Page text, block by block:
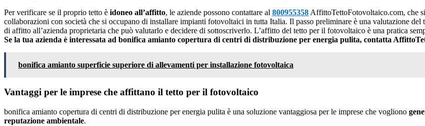
Per verificare se il proprio tetto è idoneo all’affitto, le aziende possono contattare al 800955358 AffittoTettoFotovoltaico.com, che
collaborazioni con società che si occupano di installare impianti fotovoltaici in tutta Italia. Il passo preliminare è una valutazione
di affitto all’azienda proprietaria che può valutarlo e decidere di sottoscriverlo. L’affitto del tetto per il fotovoltaico è una pratica
Se la tua azienda è interessata ad bonifica amianto copertura di centri di distribuzione per energia pulita, contatta
bonifica amianto superficie superiore di allevamenti per installazione fotovoltaica
Vantaggi per le imprese che affittano il tetto per il fotovoltaico
bonifica amianto copertura di centri di distribuzione per energia pulita è una soluzione vantaggiosa per le imprese che vogliono
reputazione ambientale.